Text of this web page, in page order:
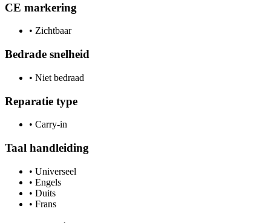
CE markering
• Zichtbaar
Bedrade snelheid
• Niet bedraad
Reparatie type
• Carry-in
Taal handleiding
• Universeel
• Engels
• Duits
• Frans